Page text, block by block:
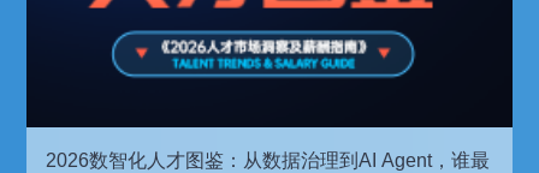
2026数智化人才图鉴：从数据治理到AI Agent，谁最